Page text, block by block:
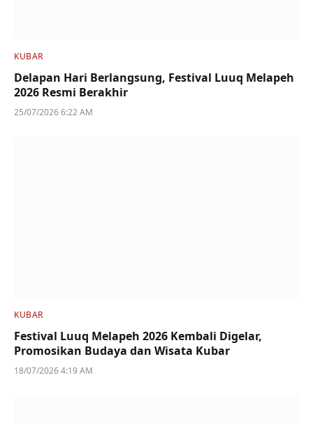
KUBAR
Delapan Hari Berlangsung, Festival Luuq Melapeh
2026 Resmi Berakhir
25/07/2026 6:22 AM
KUBAR
Festival Luuq Melapeh 2026 Kembali Digelar,
Promosikan Budaya dan Wisata Kubar
18/07/2026 4:19 AM